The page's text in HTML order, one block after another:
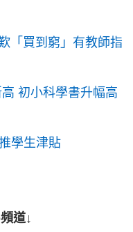
「買到窮」有教師指
初小科學書升幅高
學生津貼
道↓